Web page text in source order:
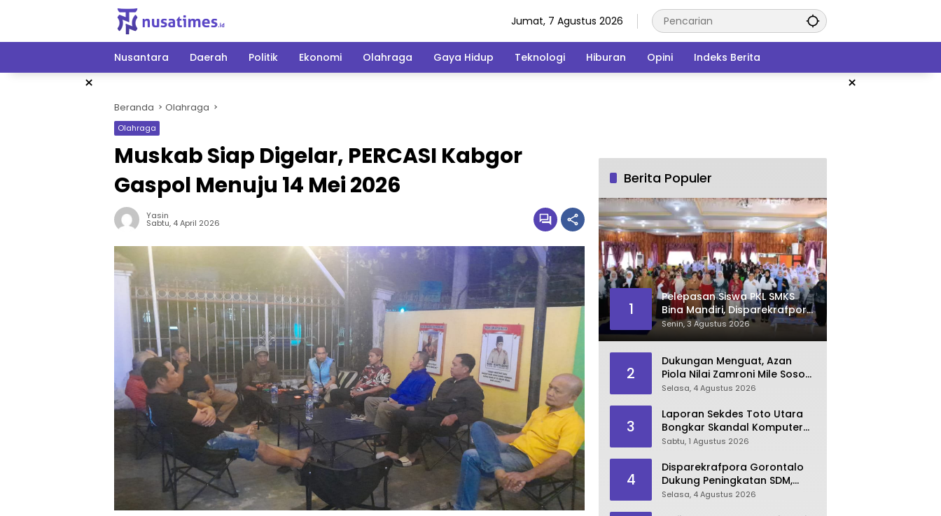
Jumat, 7 Agustus 2026
Nusantara Daerah Politik Ekonomi Olahraga Gaya Hidup Teknologi Hiburan Opini Indeks Berita
× ×
Beranda Olahraga
Olahraga
Muskab Siap Digelar, PERCASI Kabgor
Gaspol Menuju 14 Mei 2026
Yasin
Sabtu, 4 April 2026
Berita Populer
1
Pelepasan Siswa PKL SMKS
Bina Mandiri, Disparekrafpora
Dorong Lahirnya SDM
Pariwisata Unggul
Senin, 3 Agustus 2026
2
Dukungan Menguat, Azan
Piola Nilai Zamroni Mile Sosok
Tepat Teruskan
Selasa, 4 Agustus 2026
3
Laporan Sekdes Toto Utara
Bongkar Skandal Komputer
‘Siluman’ 2025
Sabtu, 1 Agustus 2026
4
Disparekrafpora Gorontalo
Dukung Peningkatan SDM,
Berikan Rekomendasi Studi S3
Selasa, 4 Agustus 2026